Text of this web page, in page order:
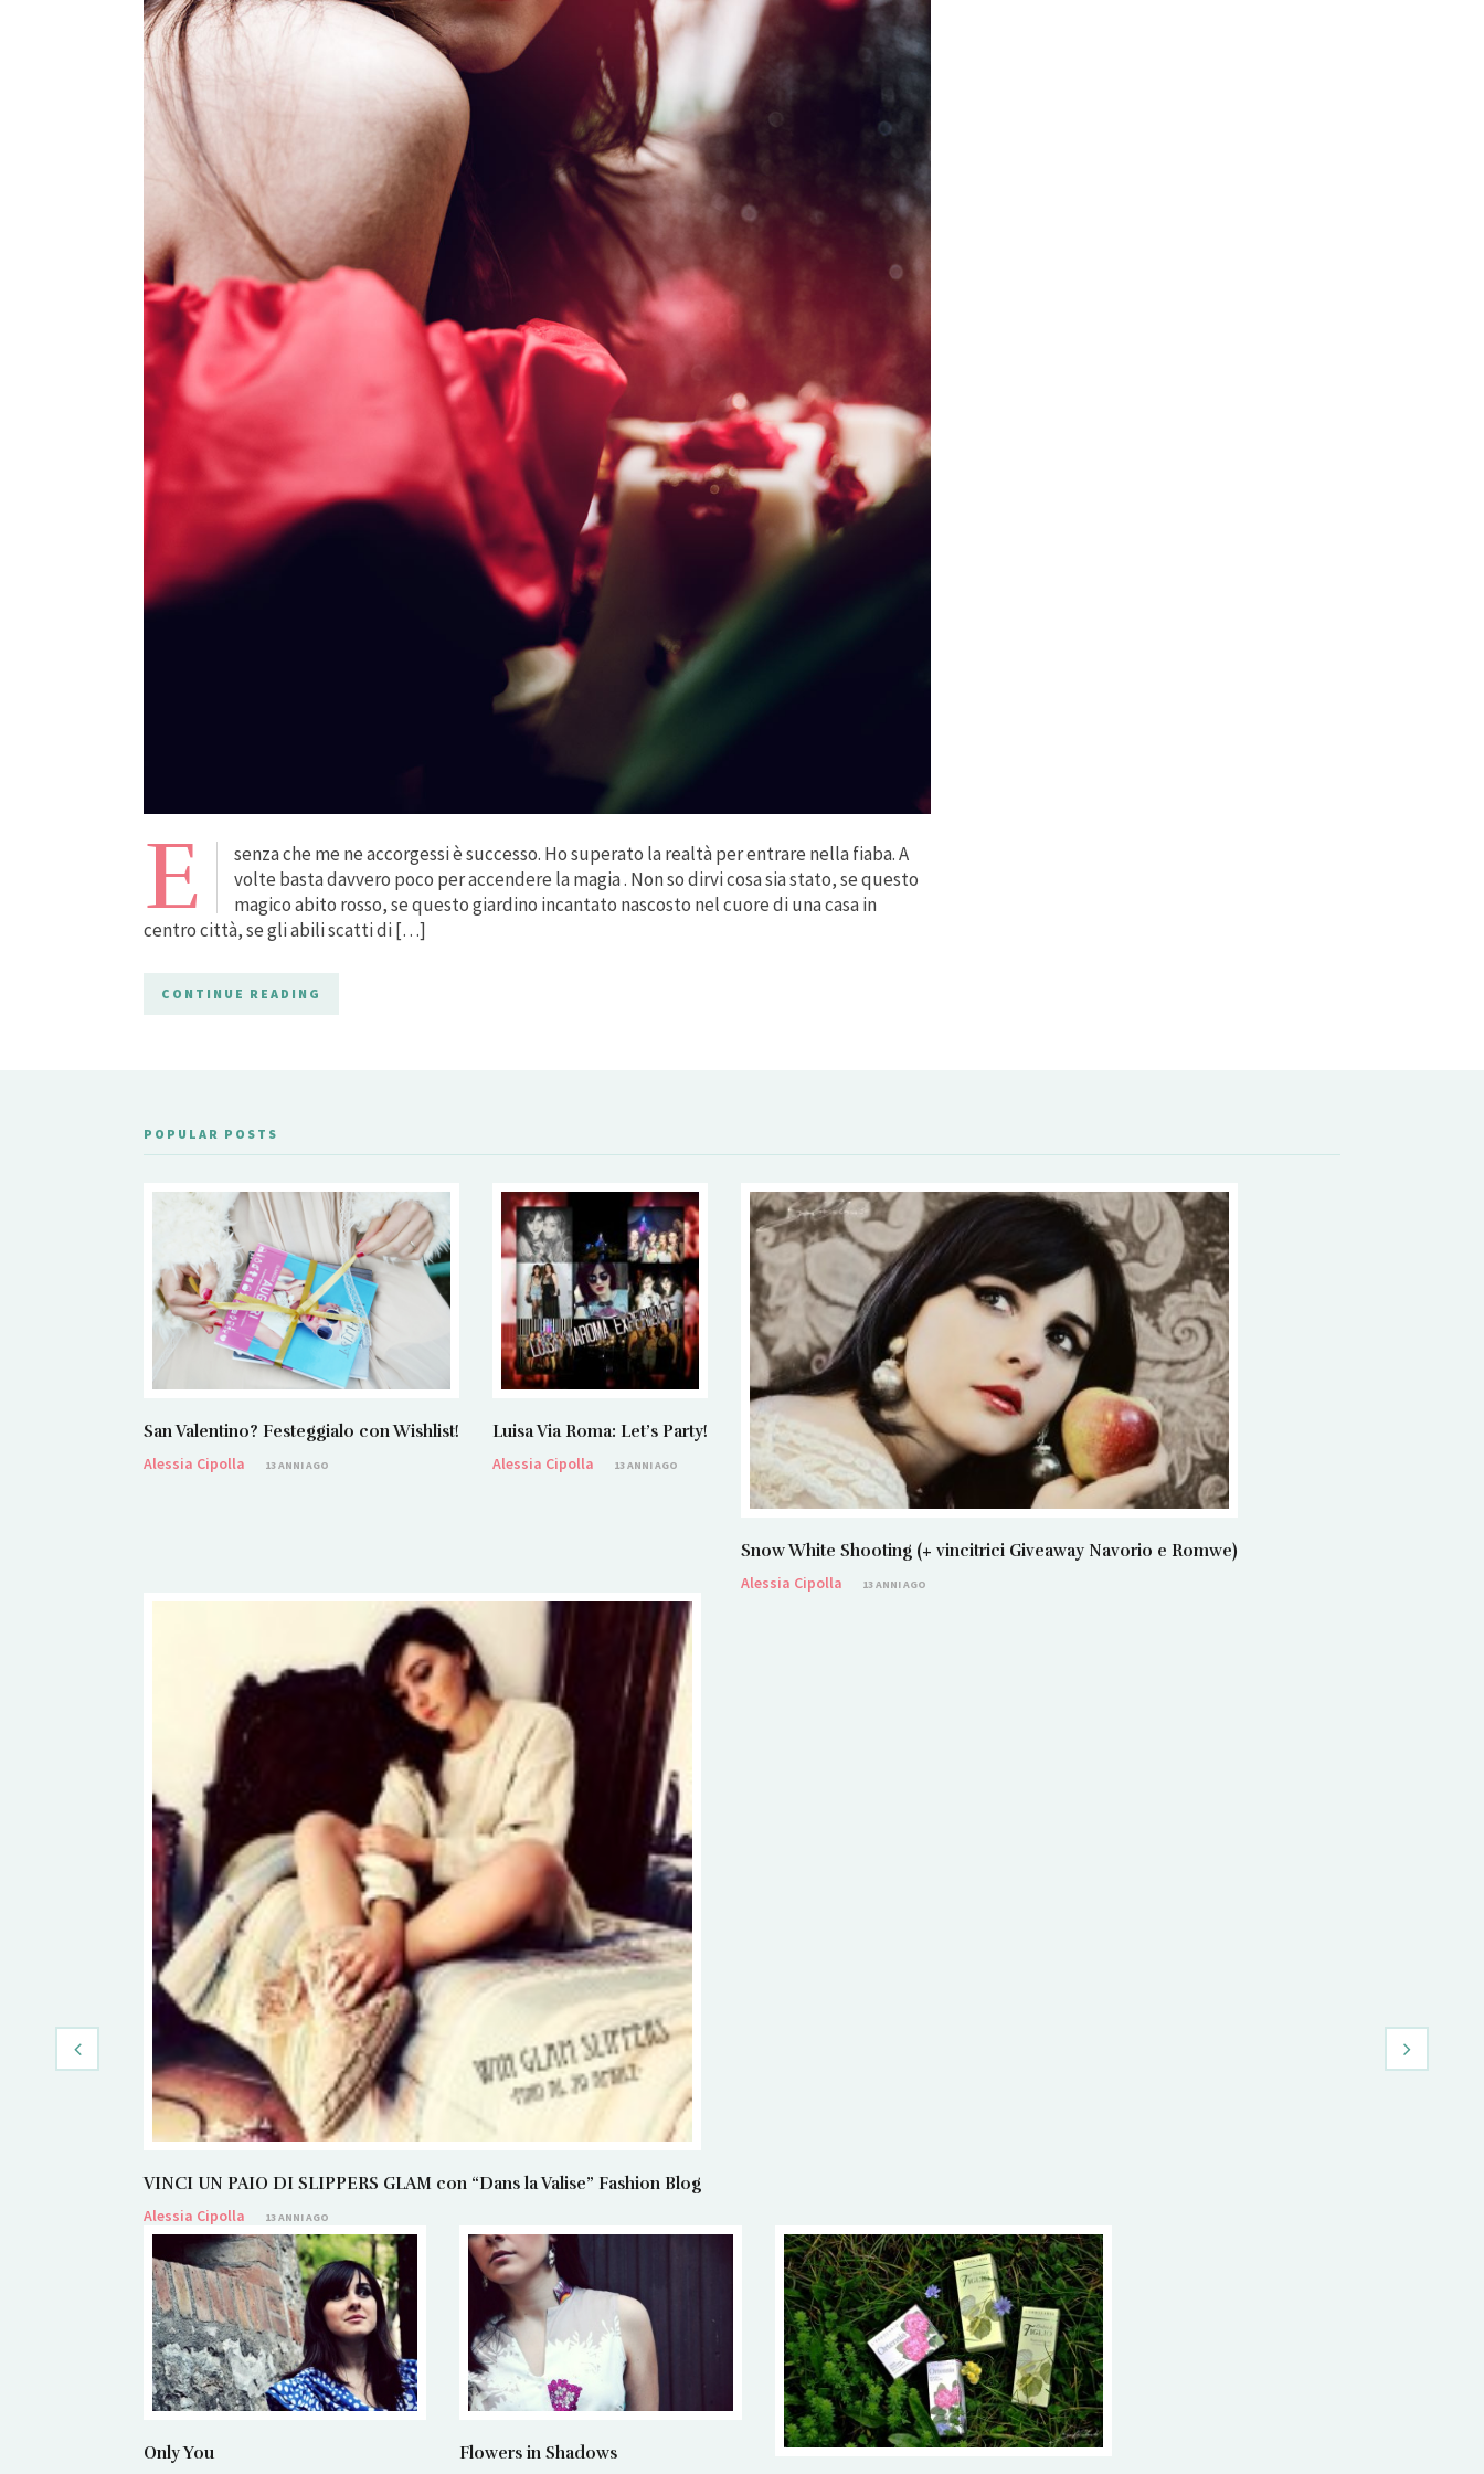
E
senza che me ne accorgessi è successo. Ho superato la realtà per entrare nella fiaba. A
volte basta davvero poco per accendere la magia . Non so dirvi cosa sia stato, se questo
magico abito rosso, se questo giardino incantato nascosto nel cuore di una casa in
centro città, se gli abili scatti di […]
CONTINUE READING
POPULAR POSTS
San Valentino? Festeggialo con Wishlist!
Alessia Cipolla
13 ANNI AGO
Luisa Via Roma: Let’s Party!
Alessia Cipolla
13 ANNI AGO
Snow White Shooting (+ vincitrici Giveaway Navorio e Romwe)
Alessia Cipolla
13 ANNI AGO
VINCI UN PAIO DI SLIPPERS GLAM con “Dans la Valise” Fashion Blog
Alessia Cipolla
13 ANNI AGO
Only You Flowers in Shadows